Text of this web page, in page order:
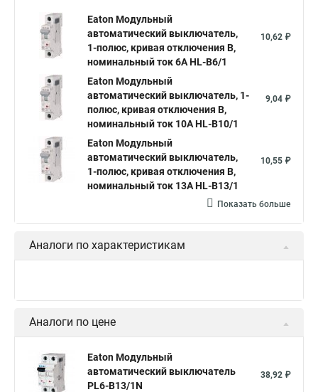
Eaton Модульный
автоматический выключатель,
1-полюс, кривая отключения B,
номинальный ток 6А HL-B6/1
10,62 ₽
Eaton Модульный
автоматический выключатель, 1-
полюс, кривая отключения B,
номинальный ток 10А HL-B10/1
9,04 ₽
Eaton Модульный
автоматический выключатель,
1-полюс, кривая отключения B,
номинальный ток 13А HL-B13/1
10,55 ₽
Показать больше
Аналоги по характеристикам
Аналоги по цене
Eaton Модульный
автоматический выключатель
PL6-B13/1N
38,92 ₽